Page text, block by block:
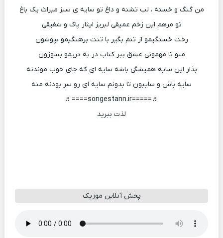
من گنگ و خسته ، لب تشنه و داغ تو سایه ی سبز میراث یک باغ
تو مرهم این زخم عمیقی لبریز ایثار پاک و شفیقی
رخت خستگیمو از تنم بگیر با تنت برهنگیمو بپوشون
منو تا مهمونی عشق ببر کتاب در به دریمو بسوزون
بذار این سایه همیشگی باشه سایه ای که جای خوب موندنه
سایه باش و سایبون تا بدونم سایه ای رو سر بودنه منه
♬=====songestann.ir====♬
لذت ببرید
پخش آنلاین موزیک